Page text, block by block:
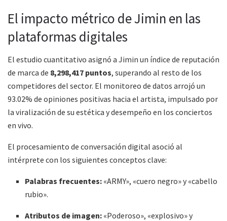
El impacto métrico de Jimin en las
plataformas digitales
El estudio cuantitativo asignó a Jimin un índice de reputación
de marca de 8,298,417 puntos, superando al resto de los
competidores del sector. El monitoreo de datos arrojó un
93.02% de opiniones positivas hacia el artista, impulsado por
la viralización de su estética y desempeño en los conciertos
en vivo.
El procesamiento de conversación digital asoció al
intérprete con los siguientes conceptos clave:
Palabras frecuentes: «ARMY», «cuero negro» y «cabello
rubio».
Atributos de imagen: «Poderoso», «explosivo» y